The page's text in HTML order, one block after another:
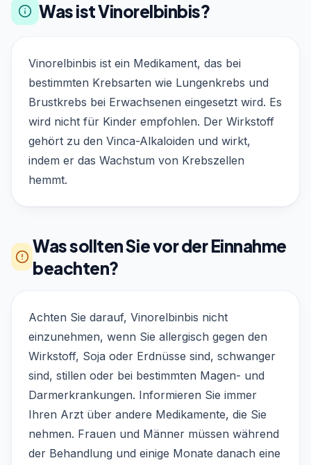
Was ist Vinorelbinbis?
Vinorelbinbis ist ein Medikament, das bei
bestimmten Krebsarten wie Lungenkrebs und
Brustkrebs bei Erwachsenen eingesetzt wird. Es
wird nicht für Kinder empfohlen. Der Wirkstoff
gehört zu den Vinca-Alkaloiden und wirkt,
indem er das Wachstum von Krebszellen
hemmt.
Was sollten Sie vor der Einnahme
beachten?
Achten Sie darauf, Vinorelbinbis nicht
einzunehmen, wenn Sie allergisch gegen den
Wirkstoff, Soja oder Erdnüsse sind, schwanger
sind, stillen oder bei bestimmten Magen- und
Darmerkrankungen. Informieren Sie immer
Ihren Arzt über andere Medikamente, die Sie
nehmen. Frauen und Männer müssen während
der Behandlung und einige Monate danach eine